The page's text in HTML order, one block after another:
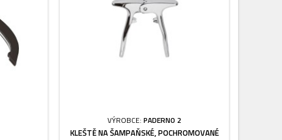
VÝROBCE:PADERNO 2
KLEŠTĚ NA ŠAMPAŇSKÉ, POCHROMOVANÉ